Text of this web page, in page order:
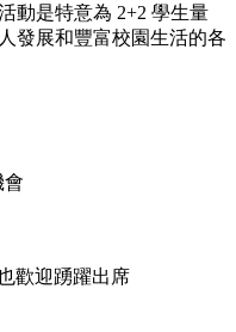
動是特意為 2+2 學生量
發展和豐富校園生活的各
會
歡迎踴躍出席